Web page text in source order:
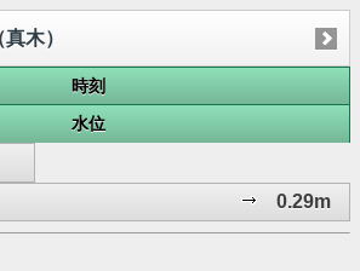
木）
時刻
水位
0.29m